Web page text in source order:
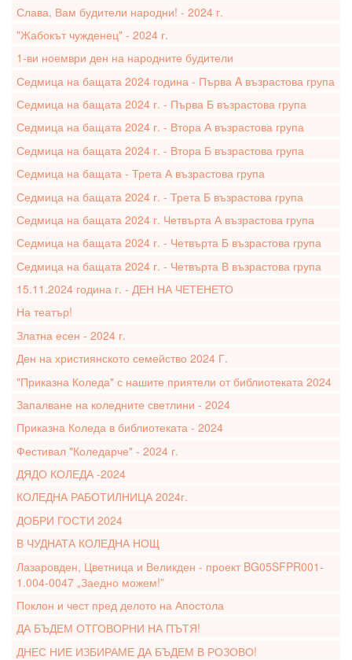
Слава, Вам будители народни! - 2024 г.
"Жабокът чужденец" - 2024 г.
1-ви ноември ден на народните будители
Седмица на бащата 2024 година - Първа A възрастова група
Седмица на бащата 2024 г. - Първа Б възрастова група
Седмица на бащата 2024 г. - Втора А възрастова група
Седмица на бащата 2024 г. - Втора Б възрастова група
Седмица на бащата - Трета А възрастова група
Седмица на бащата 2024 г. - Трета Б възрастова група
Седмица на бащата 2024 г. Четвърта А възрастова група
Седмица на бащата 2024 г. - Четвърта Б възрастова група
Седмица на бащата 2024 г. - Четвърта В възрастова група
15.11.2024 година г. - ДЕН НА ЧЕТЕНЕТО
На театър!
Златна есен - 2024 г.
Ден на християнското семейство 2024 Г.
"Приказна Коледа" с нашите приятели от библиотеката 2024
Запалване на коледните светлини - 2024
Приказна Коледа в библиотеката - 2024
Фестивал "Коледарче" - 2024 г.
ДЯДО КОЛЕДА -2024
КОЛЕДНА РАБОТИЛНИЦА 2024г.
ДОБРИ ГОСТИ 2024
В ЧУДНАТА КОЛЕДНА НОЩ
Лазаровден, Цветница и Великден - проект BG05SFPR001-
1.004-0047 „Заедно можем!”
Поклон и чест пред делото на Апостола
ДА БЪДЕМ ОТГОВОРНИ НА ПЪТЯ!
ДНЕС НИЕ ИЗБИРАМЕ ДА БЪДЕМ В РОЗОВО!